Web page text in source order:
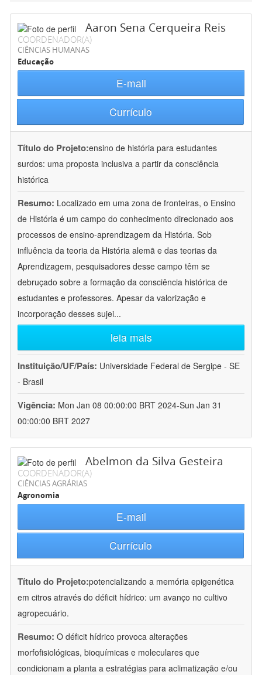
Aaron Sena Cerqueira Reis
COORDENADOR(A)
CIÊNCIAS HUMANAS
Educação
E-mail
Currículo
Título do Projeto:ensino de história para estudantes
surdos: uma proposta inclusiva a partir da consciência
histórica
Resumo: Localizado em uma zona de fronteiras, o Ensino
de História é um campo do conhecimento direcionado aos
processos de ensino-aprendizagem da História. Sob
influência da teoria da História alemã e das teorias da
Aprendizagem, pesquisadores desse campo têm se
debruçado sobre a formação da consciência histórica de
estudantes e professores. Apesar da valorização e
incorporação desses sujei...
leia mais
Instituição/UF/País: Universidade Federal de Sergipe - SE
- Brasil
Vigência: Mon Jan 08 00:00:00 BRT 2024-Sun Jan 31
00:00:00 BRT 2027
Abelmon da Silva Gesteira
COORDENADOR(A)
CIÊNCIAS AGRÁRIAS
Agronomia
E-mail
Currículo
Título do Projeto:potencializando a memória epigenética
em citros através do déficit hídrico: um avanço no cultivo
agropecuário.
Resumo: O déficit hídrico provoca alterações
morfofisiológicas, bioquímicas e moleculares que
condicionam a planta a estratégias para aclimatização e/ou